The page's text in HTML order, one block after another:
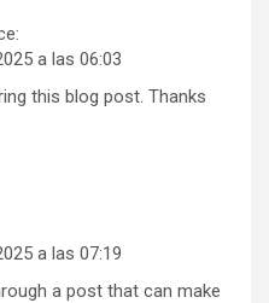
a las 06:03
this blog post. Thanks
a las 07:19
a post that can make